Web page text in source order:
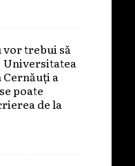
trebui să
Universitatea
a
poate
de la